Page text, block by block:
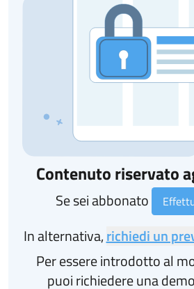
Contenuto riservato
Se sei abbonato
In alternativa,richiedi un
Per essere introdotto al
puoi richiedere una